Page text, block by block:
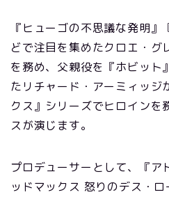
『ヒューゴの不思議な発明
どで注目を集めたクロエ・グ
を務め、父親役を『ホビット
たリチャード・アーミィッジ
クス』シリーズでヒロイン
スが演じます。
プロデューサーとして、『ア
ッドマックス 怒りのデス・